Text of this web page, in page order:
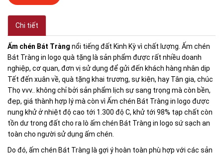
Chi tiết
Ấm chén Bát Tràng nổi tiếng đất Kinh Kỳ vì chất lượng. Ấm chén
Bát Tràng in logo quà tặng là sản phẩm được rất nhiều doanh
nghiệp, cơ quan, đơn vị sử dụng để gửi đến khách hàng nhân dịp
Tết đến xuân về, quà tặng khai trương, sự kiện, hay Tân gia, chúc
Thọ vvv.. không chỉ bởi sản phẩm lịch sự sang trọng mà còn bền,
đẹp, giá thành hợp lý mà còn vì Ấm chén Bát Tràng in logo được
nung khử ở nhiệt độ cao tới 1.300 độ C, khử tới 98% tạp chất còn
tồn dư trong đất cho ra lò ấm chén Bát Tràng in logo sứ sạch an
toàn cho người sử dụng ấm chén.
Do đó, ấm chén Bát Tràng là gợi ý hoàn toàn phù hợp với các sản